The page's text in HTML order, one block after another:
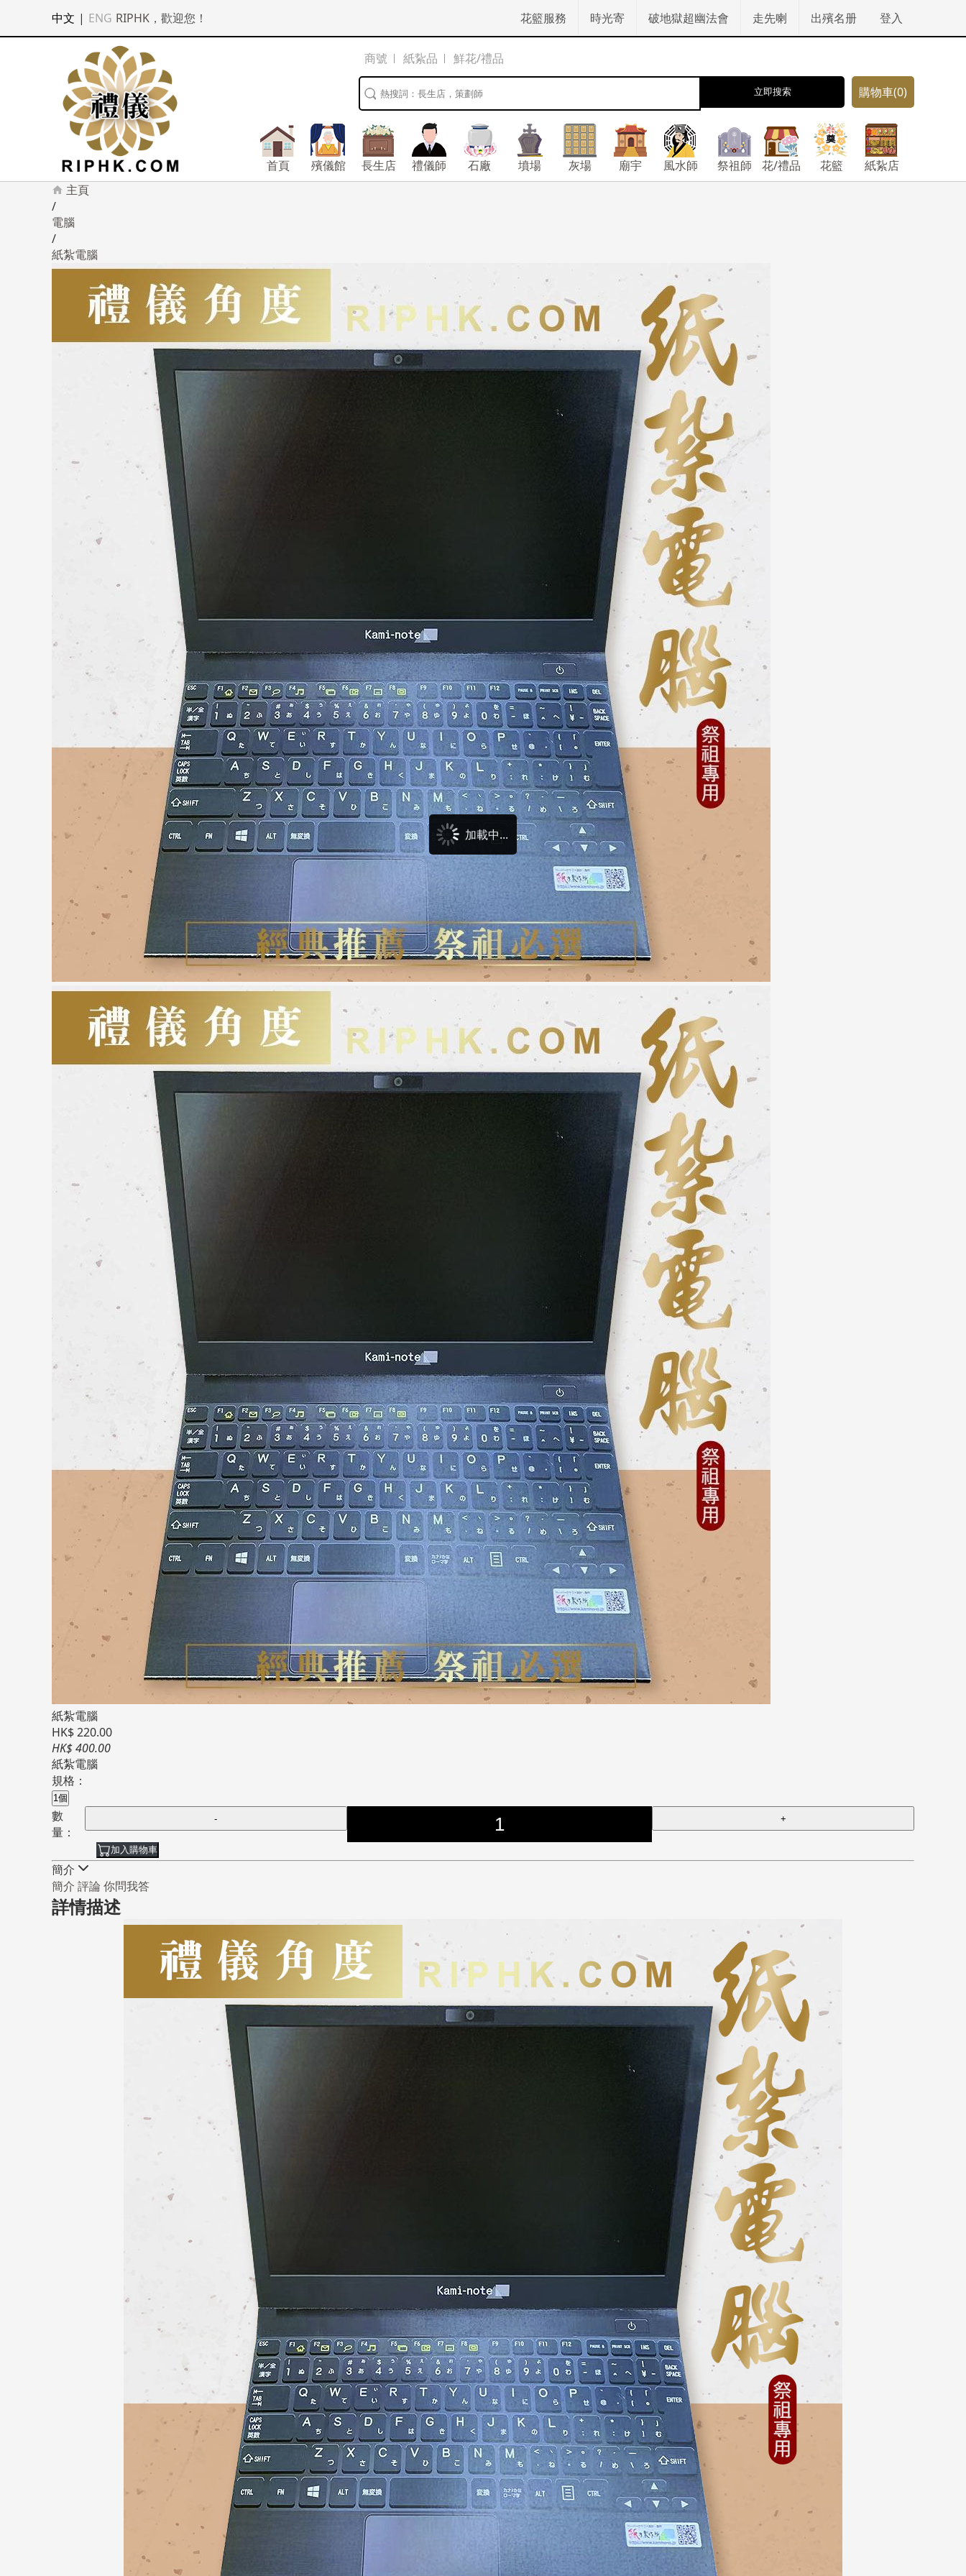
中文 | ENG RIPHK ，歡迎您！ 花籃服務 時光寄 破地獄超幽法會 走先喇 出殯名册 登入
商號 紙紥品 鮮花/禮品
立即搜索 購物車(0)
首頁 殯儀館 長生店 禮儀師 石廠 墳場 灰場 廟宇 風水師 祭祖師 花/禮品 花籃
紙紥店
主頁
/
電腦
/
紙紮電腦
紙紮電腦
HK$ 220.00
HK$ 400.00
紙紮電腦
規格：
1個
數
量：
加入購物車
簡介
簡介 評論 你問我答
詳情描述
加載中...